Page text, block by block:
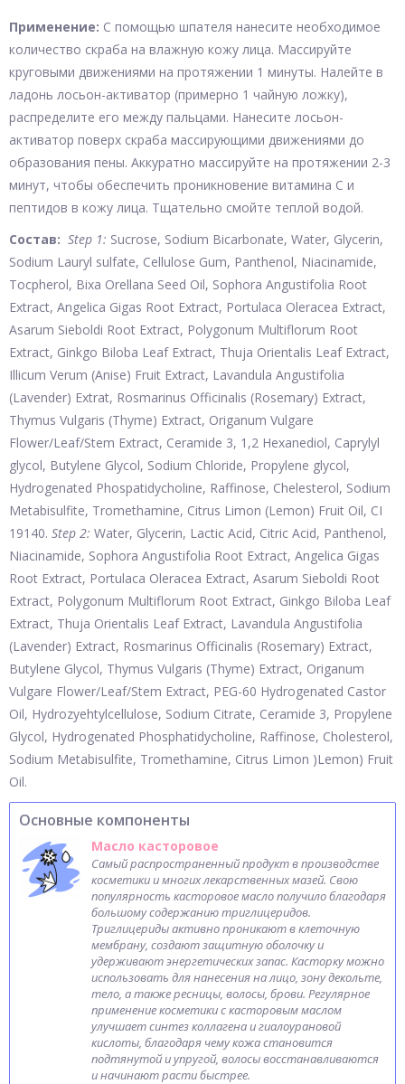
Применение: С помощью шпателя нанесите необходимое
количество скраба на влажную кожу лица. Массируйте
круговыми движениями на протяжении 1 минуты. Налейте в
ладонь лосьон-активатор (примерно 1 чайную ложку),
распределите его между пальцами. Нанесите лосьон-
активатор поверх скраба массирующими движениями до
образования пены. Аккуратно массируйте на протяжении 2-3
минут, чтобы обеспечить проникновение витамина С и
пептидов в кожу лица. Тщательно смойте теплой водой.
Состав: Step 1: Sucrose, Sodium Bicarbonate, Water, Glycerin,
Sodium Lauryl sulfate, Cellulose Gum, Panthenol, Niacinamide,
Tocpherol, Bixa Orellana Seed Oil, Sophora Angustifolia Root
Extract, Angelica Gigas Root Extract, Portulaca Oleracea Extract,
Asarum Sieboldi Root Extract, Polygonum Multiflorum Root
Extract, Ginkgo Biloba Leaf Extract, Thuja Orientalis Leaf Extract,
Illicum Verum (Anise) Fruit Extract, Lavandula Angustifolia
(Lavender) Extrat, Rosmarinus Officinalis (Rosemary) Extract,
Thymus Vulgaris (Thyme) Extract, Origanum Vulgare
Flower/Leaf/Stem Extract, Ceramide 3, 1,2 Hexanediol, Caprylyl
glycol, Butylene Glycol, Sodium Chloride, Propylene glycol,
Hydrogenated Phospatidycholine, Raffinose, Chelesterol, Sodium
Metabisulfite, Tromethamine, Citrus Limon (Lemon) Fruit Oil, CI
19140. Step 2: Water, Glycerin, Lactic Acid, Citric Acid, Panthenol,
Niacinamide, Sophora Angustifolia Root Extract, Angelica Gigas
Root Extract, Portulaca Oleracea Extract, Asarum Sieboldi Root
Extract, Polygonum Multiflorum Root Extract, Ginkgo Biloba Leaf
Extract, Thuja Orientalis Leaf Extract, Lavandula Angustifolia
(Lavender) Extract, Rosmarinus Officinalis (Rosemary) Extract,
Butylene Glycol, Thymus Vulgaris (Thyme) Extract, Origanum
Vulgare Flower/Leaf/Stem Extract, PEG-60 Hydrogenated Castor
Oil, Hydrozyehtylcellulose, Sodium Citrate, Ceramide 3, Propylene
Glycol, Hydrogenated Phosphatidycholine, Raffinose, Cholesterol,
Sodium Metabisulfite, Tromethamine, Citrus Limon )Lemon) Fruit
Oil.
Основные компоненты
Масло касторовое
Самый распространенный продукт в производстве
косметики и многих лекарственных мазей. Свою
популярность касторовое масло получило благодаря
большому содержанию триглицеридов.
Триглицериды активно проникают в клеточную
мембрану, создают защитную оболочку и
удерживают энергетических запас. Касторку можно
использовать для нанесения на лицо, зону декольте,
тело, а также ресницы, волосы, брови. Регулярное
применение косметики с касторовым маслом
улучшает синтез коллагена и гиалоурановой
кислоты, благодаря чему кожа становится
подтянутой и упругой, волосы восстанавливаются
и начинают расти быстрее.